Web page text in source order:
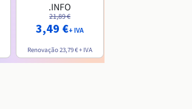
.INFO
21,89 €
3,49 €+ IVA
Renovação23,79 €+ IVA